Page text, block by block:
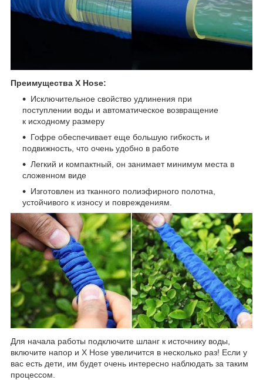
Преимущества X Hosе:
Исключительное свойство удлинения при
поступлении воды и автоматическое возвращение
к исходному размеру
Гофре обеспечивает еще большую гибкость и
подвижность, что очень удобно в работе
Легкий и компактный, он занимает минимум места в
сложенном виде
Изготовлен из тканного полиэфирного полотна,
устойчивого к износу и повреждениям.
Для начала работы подключите шланг к источнику воды,
включите напор и X Hosе увеличится в несколько раз! Если у
вас есть дети, им будет очень интересно наблюдать за таким
процессом.